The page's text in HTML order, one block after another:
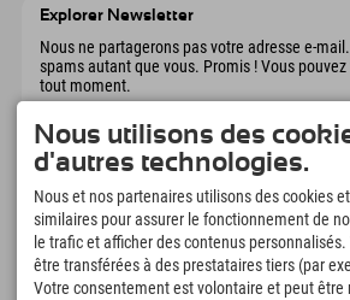
Explorer Newsletter
Nous ne partagerons pas votre adresse e-
spams autant que vous. Promis ! Vous
tout moment.
Explorer App
Nous utilisons des
d'autres technologies.
Nous et nos partenaires utilisons des cookies
similaires pour assurer le fonctionnement de
le trafic et afficher des contenus
être transférées à des prestataires tiers (par
Votre consentement est volontaire et peut